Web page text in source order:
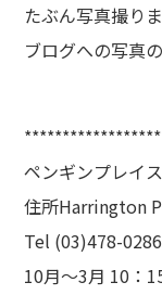
たぶん写真撮り
ブログへの写真
ペンギンプレイス
住所Harrington
Tel (03)478-0286
10月～3月 10：